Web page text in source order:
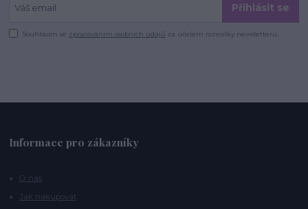
Přihlásit se
Souhlasím se zpracováním osobních údajů za účelem rozesílky newsletteru.
Informace pro zákazníky
O nás
Jak nakupovat